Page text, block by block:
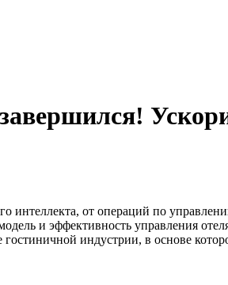
интеллекта, от операций по
и эффективность управления
индустрии, в основе